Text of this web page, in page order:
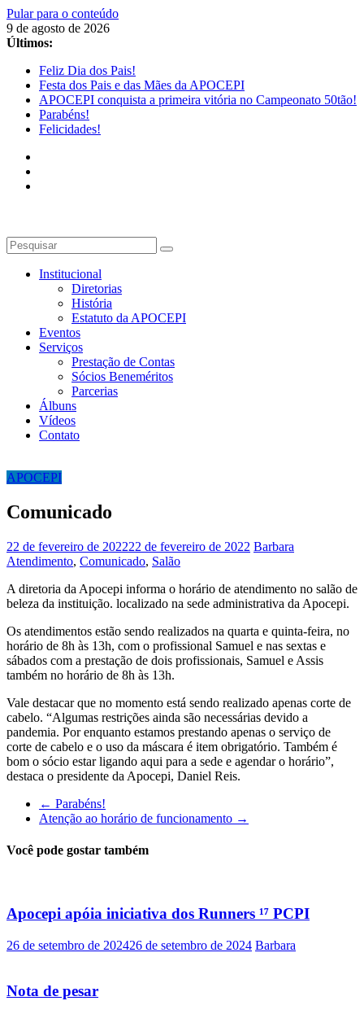
Pular para o conteúdo
9 de agosto de 2026
Últimos:
Feliz Dia dos Pais!
Festa dos Pais e das Mães da APOCEPI
APOCEPI conquista a primeira vitória no Campeonato 50tão!
Parabéns!
Felicidades!
Institucional
Diretorias
História
Estatuto da APOCEPI
Eventos
Serviços
Prestação de Contas
Sócios Beneméritos
Parcerias
Álbuns
Vídeos
Contato
APOCEPI
Comunicado
22 de fevereiro de 202222 de fevereiro de 2022 Barbara
Atendimento, Comunicado, Salão
A diretoria da Apocepi informa o horário de atendimento no salão de
beleza da instituição. localizado na sede administrativa da Apocepi.
Os atendimentos estão sendo realizados na quarta e quinta-feira, no
horário de 8h às 13h, com o profissional Samuel e nas sextas e
sábados com a prestação de dois profissionais, Samuel e Assis
também no horário de 8h às 13h.
Vale destacar que no momento está sendo realizado apenas corte de
cabelo. “Algumas restrições ainda são necessárias devido a
pandemia. Por enquanto estamos prestando apenas o serviço de
corte de cabelo e o uso da máscara é item obrigatório. Também é
bom o sócio estar ligando aqui para a sede e agendar o horário”,
destaca o presidente da Apocepi, Daniel Reis.
← Parabéns!
Atenção ao horário de funcionamento →
Você pode gostar também
Apocepi apóia iniciativa dos Runners ¹⁷ PCPI
26 de setembro de 202426 de setembro de 2024 Barbara
Nota de pesar